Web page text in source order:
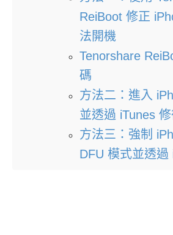
ReiBoot 修正
法開機
Tenorshare
碼
方法二：進入
並透過 iTunes
方法三：強制
DFU 模式並透過